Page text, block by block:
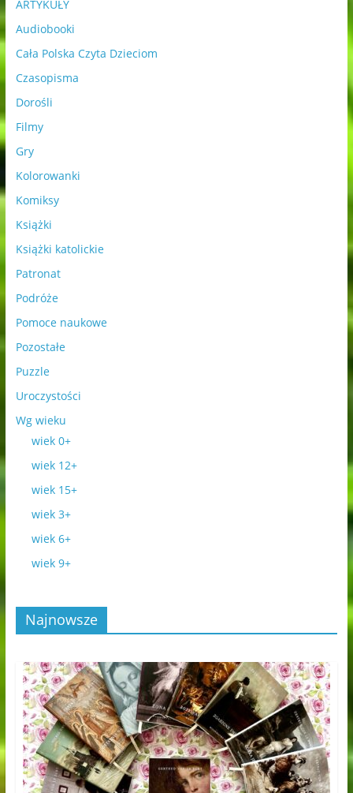
ARTYKUŁY
Audiobooki
Cała Polska Czyta Dzieciom
Czasopisma
Dorośli
Filmy
Gry
Kolorowanki
Komiksy
Książki
Książki katolickie
Patronat
Podróże
Pomoce naukowe
Pozostałe
Puzzle
Uroczystości
Wg wieku
wiek 0+
wiek 12+
wiek 15+
wiek 3+
wiek 6+
wiek 9+
Najnowsze